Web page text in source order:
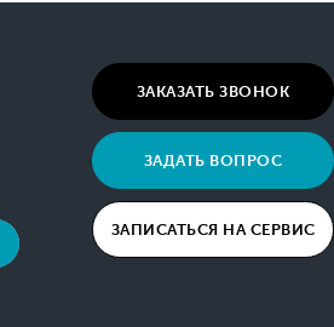
ЗАКАЗАТЬ ЗВОНОК
ЗАДАТЬ ВОПРОС
ЗАПИСАТЬСЯ НА СЕРВИС